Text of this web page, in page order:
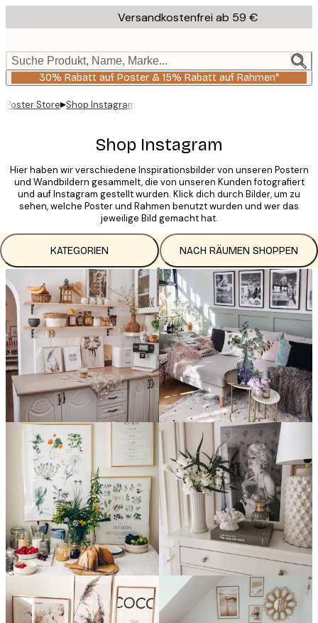
to
content.
Versandkostenfrei ab 59 €
Suche Produkt, Name, Marke...
30% Rabatt auf Poster & 15% Rabatt auf Rahmen*
Poster Store▸Shop Instagram
Shop Instagram
Hier haben wir verschiedene Inspirationsbilder von unseren Postern
und Wandbildern gesammelt, die von unseren Kunden fotografiert
und auf Instagram gestellt wurden. Klick dich durch Bilder, um zu
sehen, welche Poster und Rahmen benutzt wurden und wer das
jeweilige Bild gemacht hat.
KATEGORIEN NACH RÄUMEN SHOPPEN